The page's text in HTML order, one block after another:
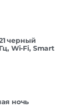
черный
Wi-Fi, Smart
ночь